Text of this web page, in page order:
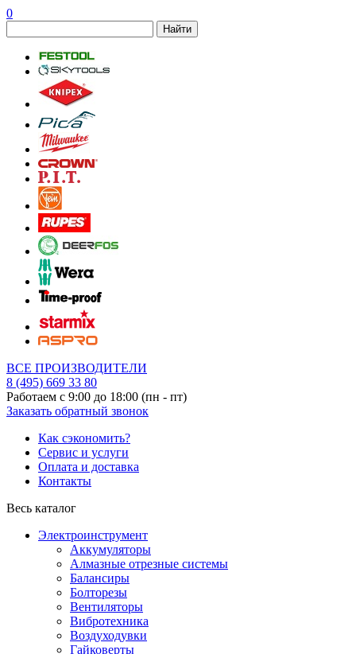
0
Найти
ВСЕ ПРОИЗВОДИТЕЛИ
8 (495) 669 33 80
Работаем с 9:00 до 18:00 (пн - пт)
Заказать обратный звонок
Как сэкономить?
Сервис и услуги
Оплата и доставка
Контакты
Весь каталог
Электроинструмент
Аккумуляторы
Алмазные отрезные системы
Балансиры
Болторезы
Вентиляторы
Вибротехника
Воздуходувки
Гайковерты